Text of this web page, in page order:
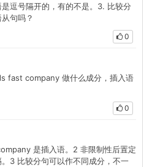
逗号隔开的，有的不是。3. 比较分
句吗？
0
fast company 做什么成分，插入语
0
是插入语。2 非限制性后置定
3 比较分句可以作不同成分，不一